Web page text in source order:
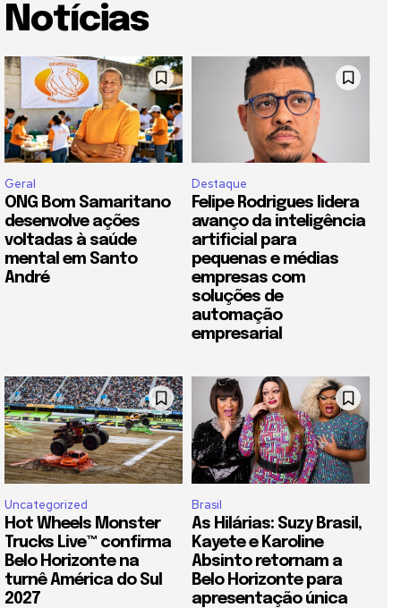
Notícias
Geral
ONG Bom Samaritano
desenvolve ações
voltadas à saúde
mental em Santo
André
Destaque
Felipe Rodrigues lidera
avanço da inteligência
artificial para
pequenas e médias
empresas com
soluções de
automação
empresarial
Uncategorized
Hot Wheels Monster
Trucks Live™ confirma
Belo Horizonte na
turnê América do Sul
2027
Brasil
As Hilárias: Suzy Brasil,
Kayete e Karoline
Absinto retornam a
Belo Horizonte para
apresentação única